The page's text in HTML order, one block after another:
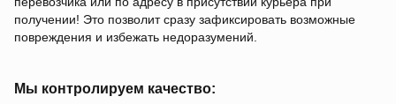
получении! Это позволит сразу зафиксировать возможные
повреждения и избежать недоразумений.
Мы контролируем качество: